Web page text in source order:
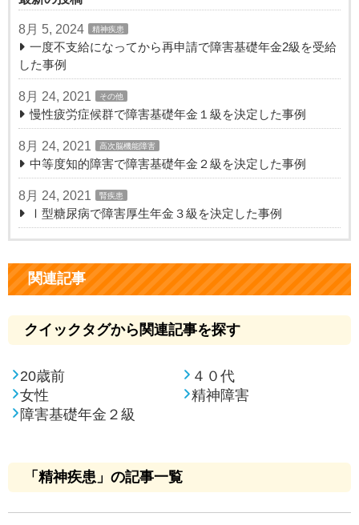
8月 5, 2024 精神疾患
一度不支給になってから再申請で障害基礎年金2級を受給
した事例
8月 24, 2021 その他
慢性疲労症候群で障害基礎年金１級を決定した事例
8月 24, 2021 高次脳機能障害
中等度知的障害で障害基礎年金２級を決定した事例
8月 24, 2021 腎疾患
Ⅰ型糖尿病で障害厚生年金３級を決定した事例
関連記事
クイックタグから関連記事を探す
20歳前
４０代
女性
精神障害
障害基礎年金２級
「精神疾患」の記事一覧